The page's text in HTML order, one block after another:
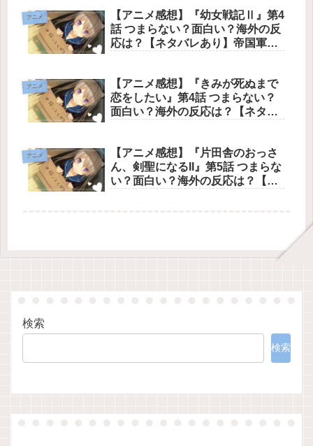
出し、公安9課のハードボイルドな
魅力と「ゴースト」の深遠な問い
を突きつけた文句なしの神回
アニメ
【アニメ感想】『幼女戦記Ⅱ』第4
話 つまらない？面白い？海外の反
応は？【ネタバレあり】帝国軍の
れ、ミリタリーアニメとしての頂
点を提示した文句なしの神回
アニメ
【アニメ感想】『きみが死ぬまで
恋をしたい』第4話 つまらない？
面白い？海外の反応は？【ネタバ
でも二人だけの絆（共犯関係）を
選び取った、切なくも美しい文句
なしの神回
アニメ
【アニメ感想】『片田舎のおっさ
ん、剣聖になるII』第5話 つまらな
い？面白い？海外の反応は？【ネ
検索
検索